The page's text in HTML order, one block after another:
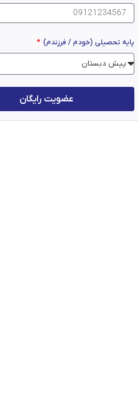
پایه تحصیلی (خودم / فرزندم)
عضویت رایگان